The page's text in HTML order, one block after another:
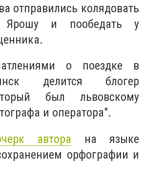
отправились колядовать
и пообедать у
о поездке в
делится блогер
был львовскому
и оператора".
автора на языке
орфографии и